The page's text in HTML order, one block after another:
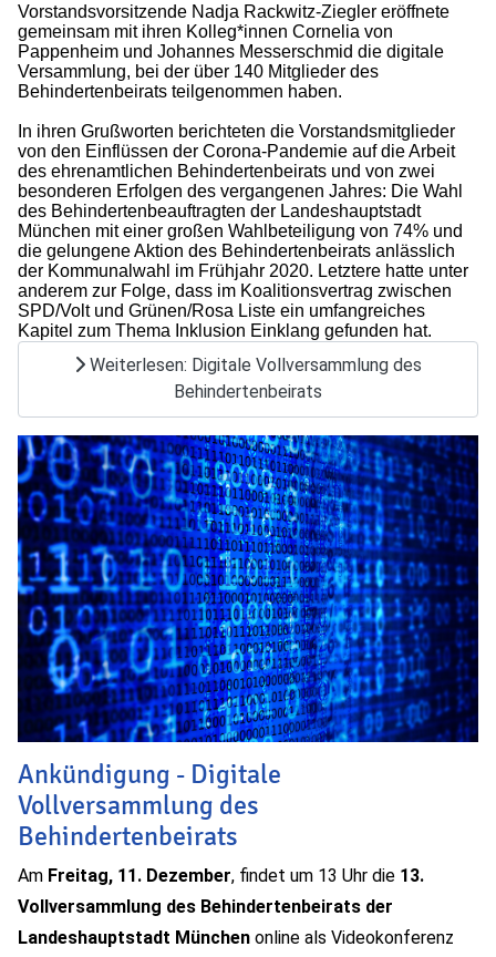
Vorstandsvorsitzende Nadja Rackwitz-Ziegler eröffnete
gemeinsam mit ihren Kolleg*innen Cornelia von
Pappenheim und Johannes Messerschmid die digitale
Versammlung, bei der über 140 Mitglieder des
Behindertenbeirats teilgenommen haben.
In ihren Grußworten berichteten die Vorstandsmitglieder
von den Einflüssen der Corona-Pandemie auf die Arbeit
des ehrenamtlichen Behindertenbeirats und von zwei
besonderen Erfolgen des vergangenen Jahres: Die Wahl
des Behindertenbeauftragten der Landeshauptstadt
München mit einer großen Wahlbeteiligung von 74% und
die gelungene Aktion des Behindertenbeirats anlässlich
der Kommunalwahl im Frühjahr 2020. Letztere hatte unter
anderem zur Folge, dass im Koalitionsvertrag zwischen
SPD/Volt und Grünen/Rosa Liste ein umfangreiches
Kapitel zum Thema Inklusion Einklang gefunden hat.
Weiterlesen: Digitale Vollversammlung des
Behindertenbeirats
Ankündigung - Digitale
Vollversammlung des
Behindertenbeirats
Am Freitag, 11. Dezember, findet um 13 Uhr die 1 3.
Vollversammlung des Behindertenbeirats der
Landeshauptstadt München online als Videokonferenz